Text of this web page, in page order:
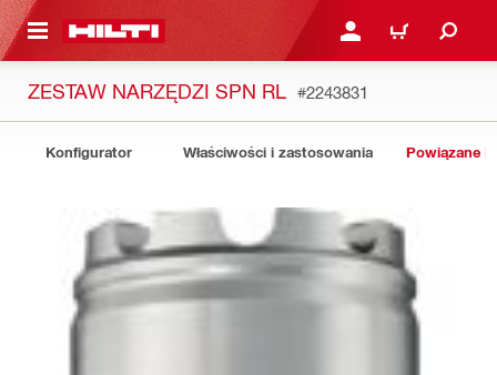
GŁÓWNEJ ZALOGUJ SIĘ LUB
KOSZYK
ZESTAW NARZĘDZI SPN RL #2243831
Konfigurator Właściwości i zastosowania Powiązane